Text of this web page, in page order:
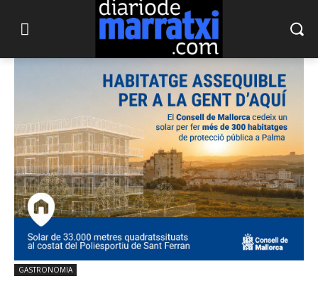
GASTRONOMIA